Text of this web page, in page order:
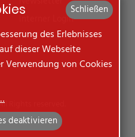
Interner Login
reserved.
Schließen
des Erlebnisses
dieser Webseite
Verwendung von Cookies